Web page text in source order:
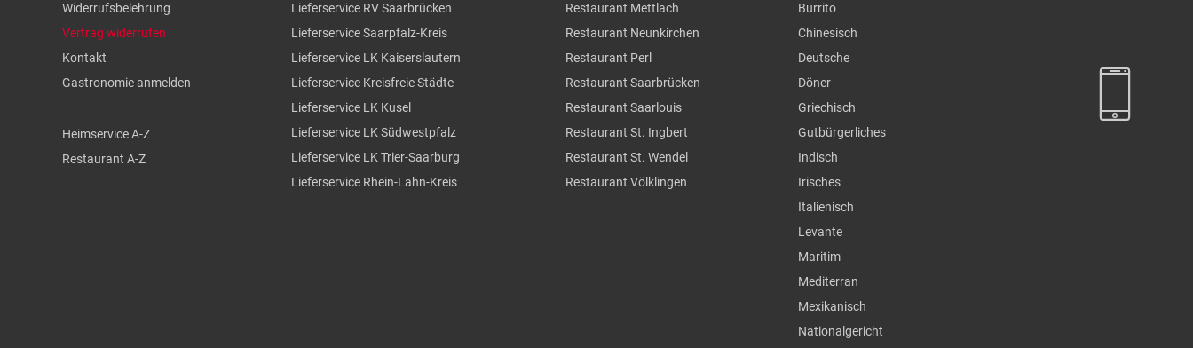
Widerrufsbelehrung
Vertrag widerrufen
Kontakt
Gastronomie anmelden
Heimservice A-Z
Restaurant A-Z
Lieferservice RV Saarbrücken
Lieferservice Saarpfalz-Kreis
Lieferservice LK Kaiserslautern
Lieferservice Kreisfreie Städte
Lieferservice LK Kusel
Lieferservice LK Südwestpfalz
Lieferservice LK Trier-Saarburg
Lieferservice Rhein-Lahn-Kreis
Restaurant Mettlach
Restaurant Neunkirchen
Restaurant Perl
Restaurant Saarbrücken
Restaurant Saarlouis
Restaurant St. Ingbert
Restaurant St. Wendel
Restaurant Völklingen
Burrito
Chinesisch
Deutsche
Döner
Griechisch
Gutbürgerliches
Indisch
Irisches
Italienisch
Levante
Maritim
Mediterran
Mexikanisch
Nationalgericht